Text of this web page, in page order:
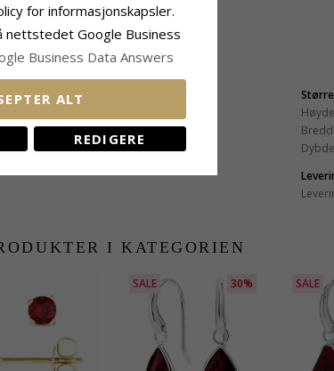
Stein
Sliping:Fasettslipt
Stein:Granat
I KATEGORIEN
SALE 30% SALE
for informasjonskapsler.
nettstedet Google Business
Business Data Answers
ALT
REDIGERE